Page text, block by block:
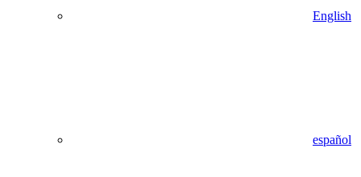
English
español